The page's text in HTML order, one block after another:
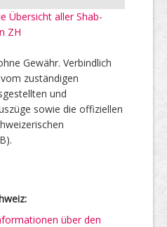
Übersicht aller Shab-
ZH
Gewähr. Verbindlich
zuständigen
und
sowie die offiziellen
über den